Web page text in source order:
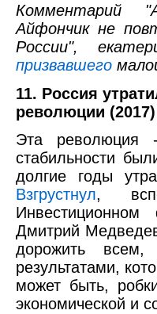
Комментарий
Айфончик не
России",
призвавшего
11. Россия
революции (2017)
Эта революция
стабильности
долгие годы
Взгрустнул,
Дмитрий
дорожить
результатами,
может быть,
экономической и